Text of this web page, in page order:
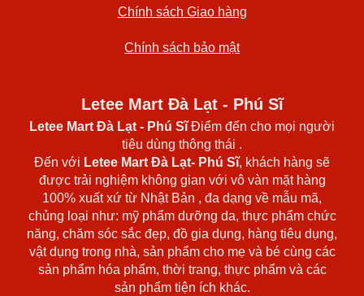
Chính sách Giao hàng
Chính sách bảo mật
Letee Mart Đà Lạt - Phú Sĩ
Letee Mart Đà Lạt - Phú SĩĐiểm đến cho mọi người
tiêu dùng thông thái .
Đến với Letee Mart Đà Lạt- Phú Sĩ, khách hàng sẽ
được trải nghiệm không gian với vô vàn mặt hàng
100% xuất xứ từ Nhật Bản , đa dạng về mẫu mã,
chủng loại như: mỹ phẩm dưỡng da, thực phẩm chức
năng, chăm sóc sắc đẹp, đồ gia dụng, hàng tiêu dụng,
vật dụng trong nhà, sản phẩm cho mẹ và bé cùng các
sản phẩm hóa phẩm, thời trang, thực phẩm và các
sản phẩm tiện ích khác.